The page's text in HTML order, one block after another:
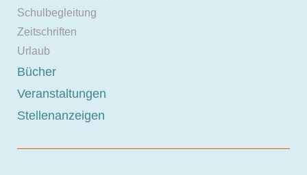
Schulbegleitung
Zeitschriften
Urlaub
Bücher
Veranstaltungen
Stellenanzeigen